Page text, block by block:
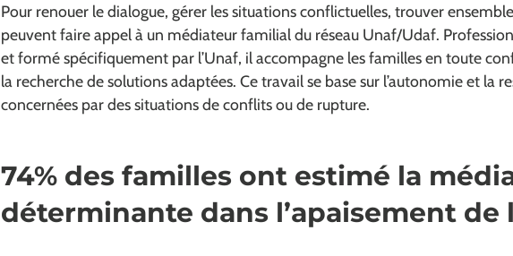
Pour renouer le dialogue, gérer les situations conflictuelles, trouver
peuvent faire appel à un médiateur familial du réseau Unaf/Udaf.
et formé spécifiquement par l’Unaf, il accompagne les familles en toute
la recherche de solutions adaptées. Ce travail se base sur l’autonomie et la
concernées par des situations de conflits ou de rupture.
74% des familles ont estimé la
déterminante dans l’apaisement